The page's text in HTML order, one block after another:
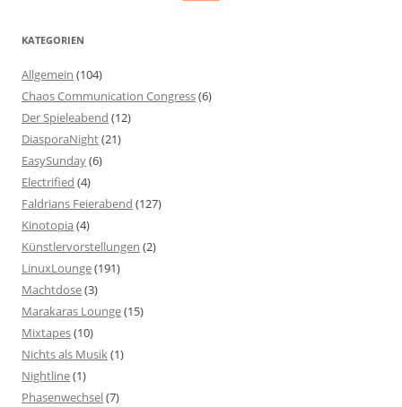
KATEGORIEN
Allgemein (104)
Chaos Communication Congress(6)
Der Spieleabend (12)
DiasporaNight(21)
EasySunday(6)
Electrified (4)
Faldrians Feierabend (127)
Kinotopia(4)
Künstlervorstellungen (2)
LinuxLounge(191)
Machtdose(3)
Marakaras Lounge(15)
Mixtapes(10)
Nichts als Musik(1)
Nightline(1)
Phasenwechsel(7)